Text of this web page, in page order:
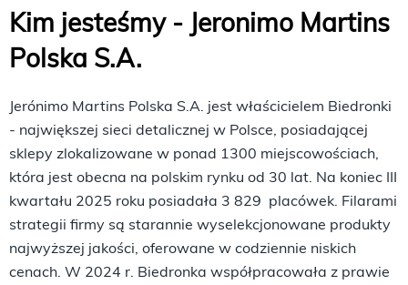
Kim jesteśmy - Jeronimo Martins
Polska S.A.
Jerónimo Martins Polska S.A. jest właścicielem Biedronki
- największej sieci detalicznej w Polsce, posiadającej
sklepy zlokalizowane w ponad 1300 miejscowościach,
która jest obecna na polskim rynku od 30 lat. Na koniec III
kwartału 2025 roku posiadała 3 829 placówek. Filarami
strategii firmy są starannie wyselekcjonowane produkty
najwyższej jakości, oferowane w codziennie niskich
cenach. W 2024 r. Biedronka współpracowała z prawie